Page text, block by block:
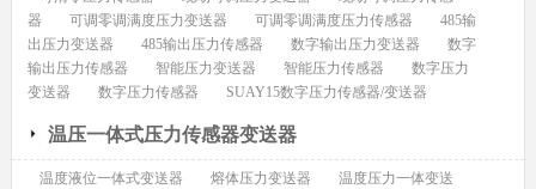
器
可调零调满度压力变送器 可调零调满度压力传感器
485输
出压力变送器
485输出压力传感器 数字输出压力变送器
数字
输出压力传感器
智能压力变送器 智能压力传感器
数字压力
变送器
数字压力传感器 SUAY15数字压力传感器/变送器
温压一体式压力传感器变送器
温度液位一体式变送器 熔体压力变送器
温度压力一体变送